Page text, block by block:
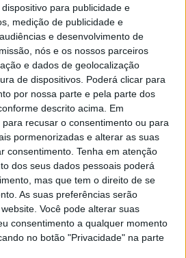
para publicidade e
medição de publicidade e
e desenvolvimento de
nós e os nossos parceiros
e dados de geolocalização
de dispositivos. Poderá clicar para
por nossa parte e pela parte dos
descrito acima. Em
recusar o consentimento ou para
pormenorizadas e alterar as suas
consentimento. Tenha em atenção
dos seus dados pessoais poderá
mas que tem o direito de se
As suas preferências serão
Você pode alterar suas
consentimento a qualquer momento
no botão "Privacidade" na parte
na abertura da
do Dão
2025
anuncia 45 medias de
e empresas...